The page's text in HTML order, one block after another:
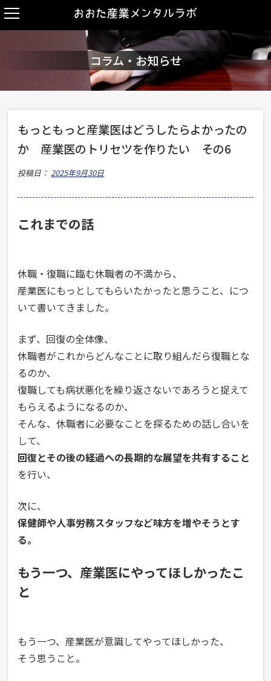
コラム・お知らせ
もっともっと産業医はどうしたらよかったの
か 産業医のトリセツを作りたい その6
投稿日：2025年9月30日
これまでの話
休職・復職に臨む休職者の不満から、
産業医にもっとしてもらいたかったと思うこと、につ
いて書いてきました。
まず、回復の全体像、
休職者がこれからどんなことに取り組んだら復職とな
るのか、
復職しても病状悪化を繰り返さないであろうと捉えて
もらえるようになるのか、
そんな、休職者に必要なことを探るための話し合いを
して、
回復とその後の経過への長期的な展望を共有すること
を行い、
次に、
保健師や人事労務スタッフなど味方を増やそうとす
る。
もう一つ、産業医にやってほしかったこ
と
もう一つ、産業医が意識してやってほしかった、
そう思うこと。